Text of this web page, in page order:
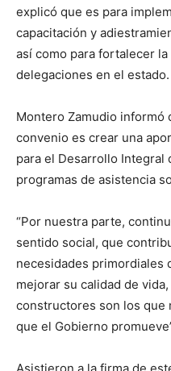
explicó que es para
capacitación y
así como para fortalecer
delegaciones en el estado.
Montero Zamudio informó
convenio es crear una
para el Desarrollo Integral
programas de asistencia
“Por nuestra parte,
sentido social, que
necesidades primordiales
mejorar su calidad de
constructores son los que
que el Gobierno